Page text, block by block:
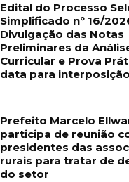
Edital do Processo
Simplificado nº 16/
Divulgação das Notas
Preliminares da
Curricular e Prova
data para
Prefeito Marcelo
participa de reunião
presidentes das
rurais para tratar de
do setor